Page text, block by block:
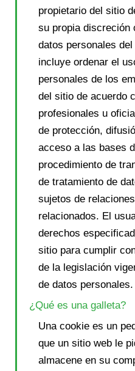
propietario del sitio
su propia discreción
datos personales
incluye ordenar el
personales de los
del sitio de acuerdo
profesionales u
de protección,
acceso a las bases
procedimiento de
de tratamiento de
sujetos de
relacionados. El
derechos
sitio para cumplir
de la legislación
de datos personales.
¿Qué es una galleta?
Una cookie es un
que un sitio web le
almacene en su